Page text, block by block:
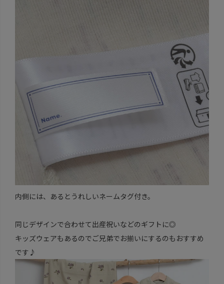
内側には、あるとうれしいネームタグ付き。
同じデザインで合わせて出産祝いなどのギフトに◎
キッズウェアもあるのでご兄弟でお揃いにするのもおすすめ
です♪